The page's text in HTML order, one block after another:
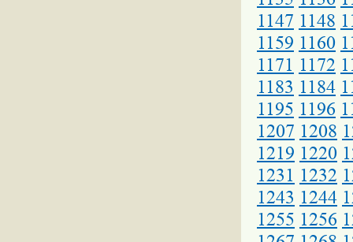
1147 1148
1159 1160
1171 1172
1183 1184
1195 1196
1207 1208
1219 1220
1231 1232
1243 1244
1255 1256